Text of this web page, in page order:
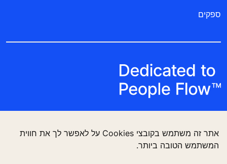
אתר זה משתמש בקובצי Cookies על לאפשר לך את חווית
המשתמש הטובה ביותר.
ספקים